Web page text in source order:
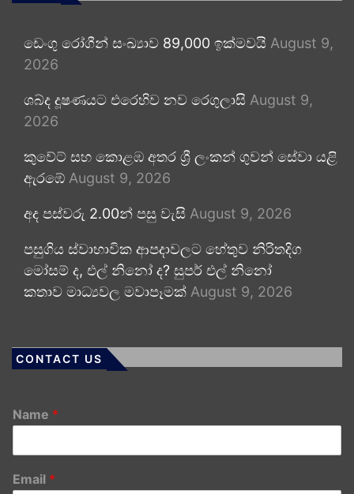
ඩෙංගු රෝගීන් සංඛ්‍යාව 89,000 ඉක්මවයි August 9,
2026
ශබ්ද දූෂණයට එරෙහිව නව රෙගුලාසි August 9,
2026
කුවේට් සහ කොළඹ අතර ශ්‍රී ලංකන් ගුවන් සේවා යළි
ඇරඹේ August 9, 2026
අද පස්වරු 2.00න් පසු වැසි August 9, 2026
පසුගිය ස්වාභාවික ආපදාවලට හේතුව නිරිතදිග
මෝසම් ද, එල් නිනෝ ද? සුපර් එල් නිනෝ
කතාව මාධ්‍යවල මවාපෑමක් August 9, 2026
CONTACT US
Name *
Email *